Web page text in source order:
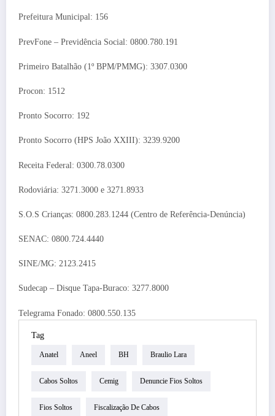
Prefeitura Municipal: 156
PrevFone – Previdência Social: 0800.780.191
Primeiro Batalhão (1º BPM/PMMG): 3307.0300
Procon: 1512
Pronto Socorro: 192
Pronto Socorro (HPS João XXIII): 3239.9200
Receita Federal: 0300.78.0300
Rodoviária: 3271.3000 e 3271.8933
S.O.S Crianças: 0800.283.1244 (Centro de Referência-Denúncia)
SENAC: 0800.724.4440
SINE/MG: 2123.2415
Sudecap – Disque Tapa-Buraco: 3277.8000
Telegrama Fonado: 0800.550.135
Tag
Anatel Aneel BH Braulio Lara
Cabos Soltos Cemig Denuncie Fios Soltos
Fios Soltos Fiscalização De Cabos